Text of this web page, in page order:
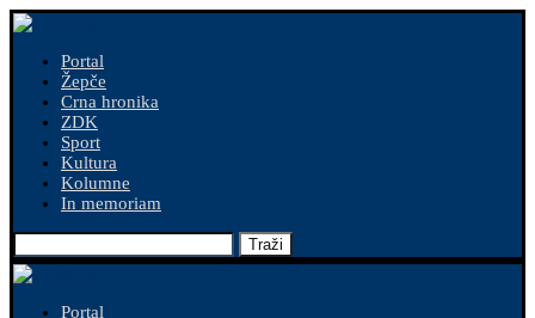
Portal
Žepče
Crna hronika
ZDK
Sport
Kultura
Kolumne
In memoriam
Traži
Portal